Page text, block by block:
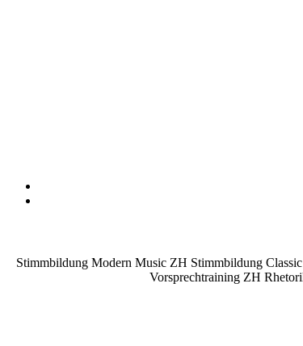
Stimmbildung Modern Music ZH Stimmbildung
Vorsprechtraining ZH